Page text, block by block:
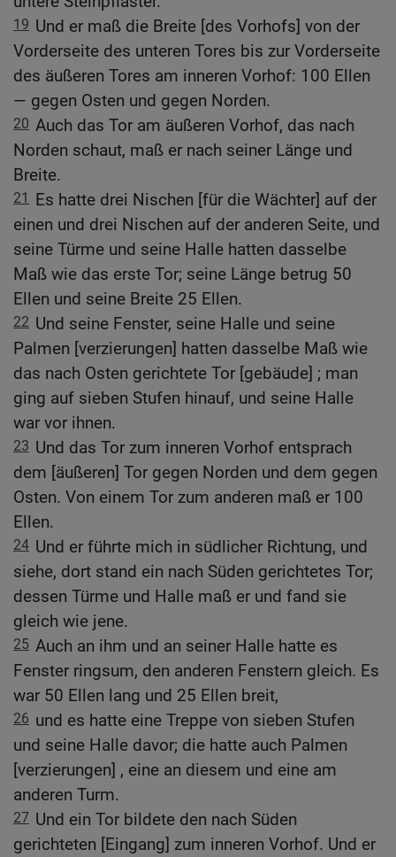
19 Und er maß die Breite [des Vorhofs] von der
Vorderseite des unteren Tores bis zur Vorderseite
des äußeren Tores am inneren Vorhof: 100 Ellen
— gegen Osten und gegen Norden.
20 Auch das Tor am äußeren Vorhof, das nach
Norden schaut, maß er nach seiner Länge und
Breite.
21 Es hatte drei Nischen [für die Wächter] auf der
einen und drei Nischen auf der anderen Seite, und
seine Türme und seine Halle hatten dasselbe
Maß wie das erste Tor; seine Länge betrug 50
Ellen und seine Breite 25 Ellen.
22 Und seine Fenster, seine Halle und seine
Palmen [verzierungen] hatten dasselbe Maß wie
das nach Osten gerichtete Tor [gebäude] ; man
ging auf sieben Stufen hinauf, und seine Halle
war vor ihnen.
23 Und das Tor zum inneren Vorhof entsprach
dem [äußeren] Tor gegen Norden und dem gegen
Osten. Von einem Tor zum anderen maß er 100
Ellen.
24 Und er führte mich in südlicher Richtung, und
siehe, dort stand ein nach Süden gerichtetes Tor;
dessen Türme und Halle maß er und fand sie
gleich wie jene.
25 Auch an ihm und an seiner Halle hatte es
Fenster ringsum, den anderen Fenstern gleich. Es
war 50 Ellen lang und 25 Ellen breit,
26 und es hatte eine Treppe von sieben Stufen
und seine Halle davor; die hatte auch Palmen
[verzierungen] , eine an diesem und eine am
anderen Turm.
27 Und ein Tor bildete den nach Süden
gerichteten [Eingang] zum inneren Vorhof. Und er